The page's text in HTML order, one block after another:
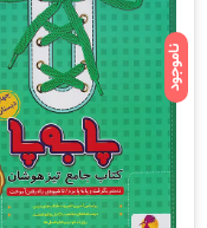
ناموجود